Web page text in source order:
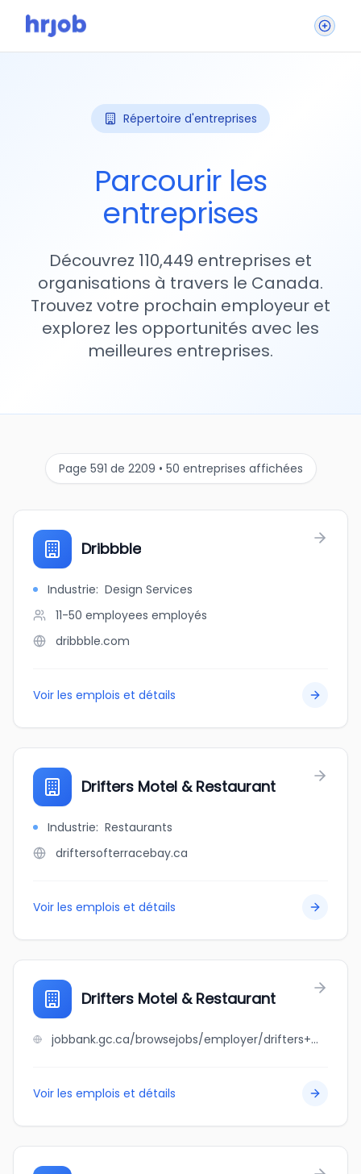
Répertoire d'entreprises
Parcourir les
entreprises
Découvrez 110,449 entreprises et
organisations à travers le Canada.
Trouvez votre prochain employeur et
explorez les opportunités avec les
meilleures entreprises.
Page 591 de 2209 • 50 entreprises affichées
Dribbble
Industrie: Design Services
11-50 employees employés
dribbble.com
Voir les emplois et détails
Drifters Motel & Restaurant
Industrie: Restaurants
driftersofterracebay.ca
Voir les emplois et détails
Drifters Motel & Restaurant
jobbank.gc.ca/browsejobs/employer/drifters+motel+%26+restaurant/ca
Voir les emplois et détails